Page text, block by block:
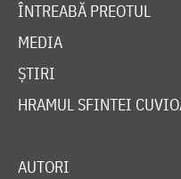
ÎNTREABĂ PREOTUL
MEDIA
ȘTIRI
HRAMUL SFINTEI
AUTORI